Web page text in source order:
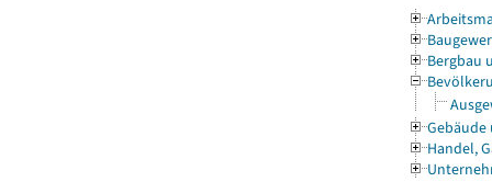
Bergbau
Gebäude
Handel,